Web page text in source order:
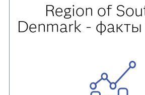
Region of
Denmark -